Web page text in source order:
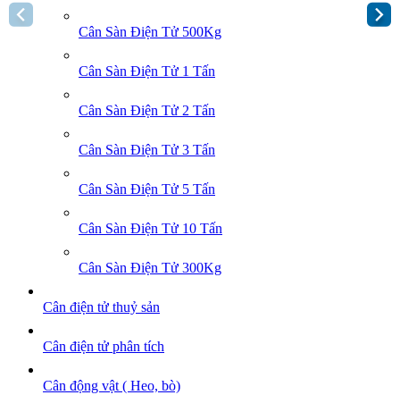
Cân Sàn Điện Tử 500Kg
Cân Sàn Điện Tử 1 Tấn
Cân Sàn Điện Tử 2 Tấn
Cân Sàn Điện Tử 3 Tấn
Cân Sàn Điện Tử 5 Tấn
Cân Sàn Điện Tử 10 Tấn
Cân Sàn Điện Tử 300Kg
Cân điện tử thuỷ sản
Cân điện tử phân tích
Cân động vật ( Heo, bò)